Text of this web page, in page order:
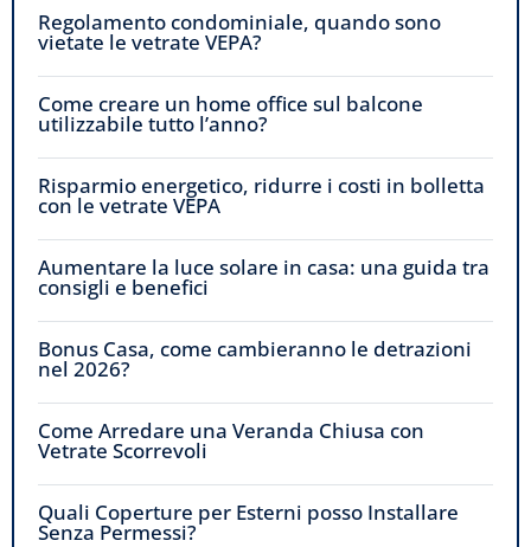
Regolamento condominiale, quando sono
vietate le vetrate VEPA?
Come creare un home office sul balcone
utilizzabile tutto l’anno?
Risparmio energetico, ridurre i costi in bolletta
con le vetrate VEPA
Aumentare la luce solare in casa: una guida tra
consigli e benefici
Bonus Casa, come cambieranno le detrazioni
nel 2026?
Come Arredare una Veranda Chiusa con
Vetrate Scorrevoli
Quali Coperture per Esterni posso Installare
Senza Permessi?